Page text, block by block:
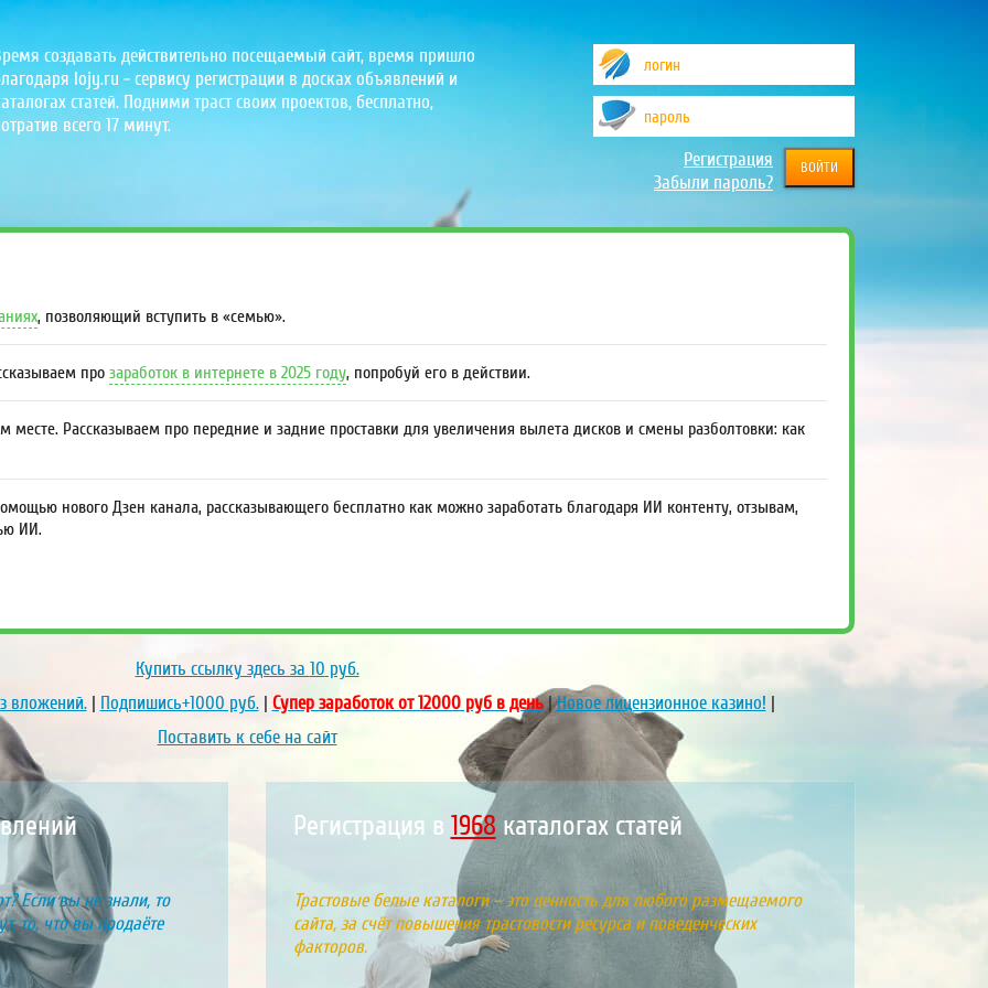
создавать действительно посещаемый сайт, время пришло
lojy.ru - сервису регистрации в досках объявлений и
статей. Подними траст своих проектов, бесплатно,
всего 17 минут.
Регистрация
Забыли пароль?
, позволяющий вступить в «семью».
про заработок в интернете в 2025 году, попробуй его в действии.
месте. Рассказываем про передние и задние проставки для увеличения вылета дисков и смены разболтовки: как
нового Дзен канала, рассказывающего бесплатно как можно заработать благодаря ИИ контенту, отзывам,
ИИ.
Купить ссылку здесь за 10 руб.
вложений.| Подпишись+1000 руб.| Супер заработок от 12000 руб в день|Новое лицензионное казино! |
Поставить к себе на сайт
Если вы не знали, то
то, что вы продаёте
Регистрация в 2143каталогах статей
Трастовые белые каталоги – это ценность для любого размещаемого
сайта, за счёт повышения трастовости ресурса и поведенческих
факторов.